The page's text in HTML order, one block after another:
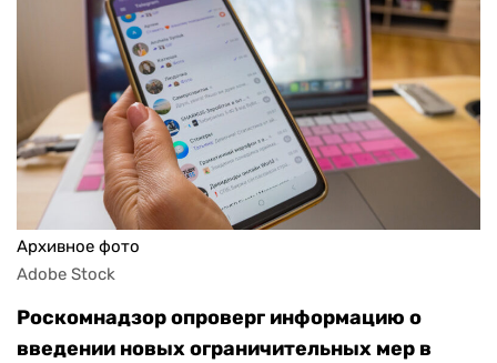
Архивное фото
Adobe Stock
Роскомнадзор опроверг информацию о
введении новых ограничительных мер в